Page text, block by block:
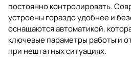
постоянно контролировать.
устроены гораздо удобнее и
оснащаются автоматикой,
ключевые параметры работы и
при нештатных ситуациях.